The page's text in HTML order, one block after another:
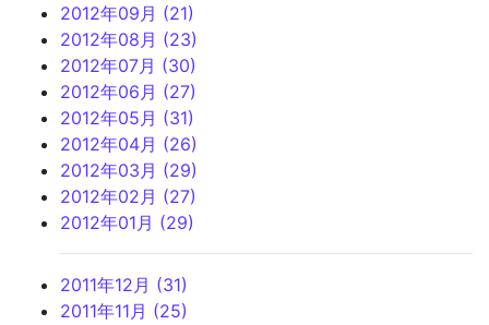
2012年09月 (21)
2012年08月 (23)
2012年07月 (30)
2012年06月 (27)
2012年05月 (31)
2012年04月 (26)
2012年03月 (29)
2012年02月 (27)
2012年01月 (29)
2011年12月 (31)
2011年11月 (25)